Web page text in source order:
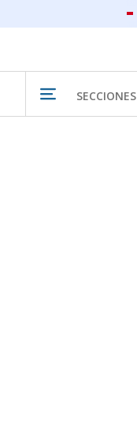
SECCIONES